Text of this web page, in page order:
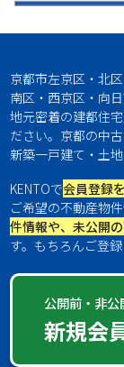
京都市左京区・北
南区・西京区・向
地元密着の建都住
ださい。京都の中
新築一戸建て・土
KENTOで会員登録
ご希望の不動産物件
件情報や、未公開
す。もちろんご登
公開前・非公
新規会